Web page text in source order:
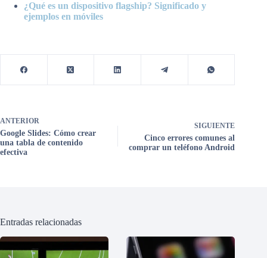
¿Qué es un dispositivo flagship? Significado y
ejemplos en móviles
ANTERIOR
Google Slides: Cómo crear
una tabla de contenido
efectiva
SIGUIENTE
Cinco errores comunes al
comprar un teléfono Android
Entradas relacionadas